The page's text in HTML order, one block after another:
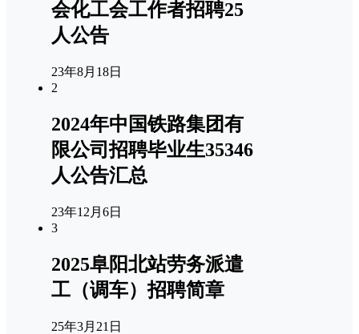
会化工会工作者招聘25
人公告
23年8月18日
2
2024年中国铁路集团有
限公司招聘毕业生35346
人公告汇总
23年12月6日
3
2025阜阳北站劳务派遣
工（调车）招聘简章
25年3月21日